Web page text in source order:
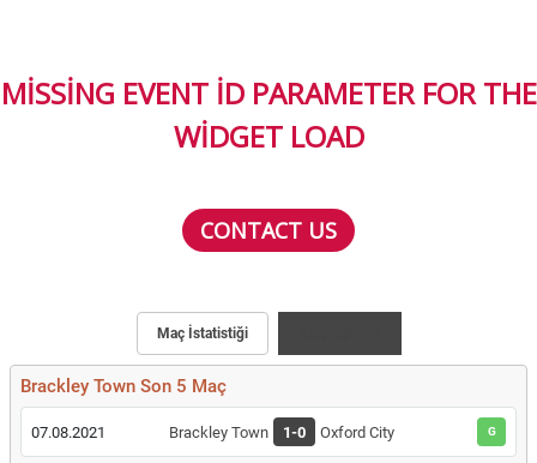
MISSING EVENT ID PARAMETER FOR THE
WIDGET LOAD
CONTACT US
Maç İstatistiği
Brackley Town Son 5 Maç
07.08.2021 Brackley Town 1-0 Oxford City G